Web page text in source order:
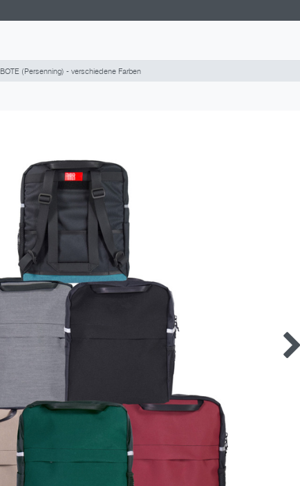
BOTE (Persenning) - verschiedene Farben